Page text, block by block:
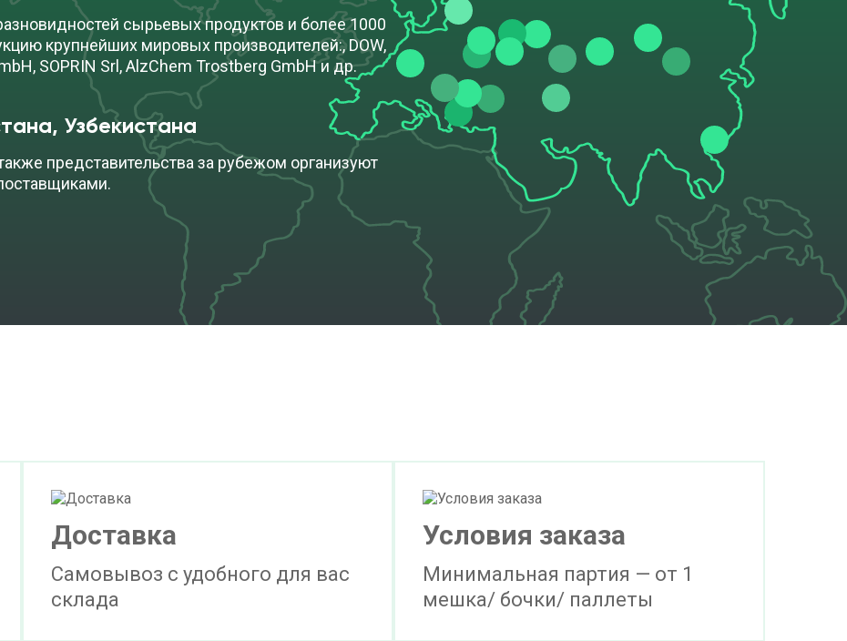
сырьевых продуктов и более 1000
крупнейших мировых производителей:, DOW,
SOPRIN Srl, AlzChem Trostberg GmbH и др.
Узбекистана
представительства за рубежом организуют
Доставка
Самовывоз с удобного для вас
склада
Условия заказа
Минимальная партия — от 1
мешка/ бочки/ паллеты